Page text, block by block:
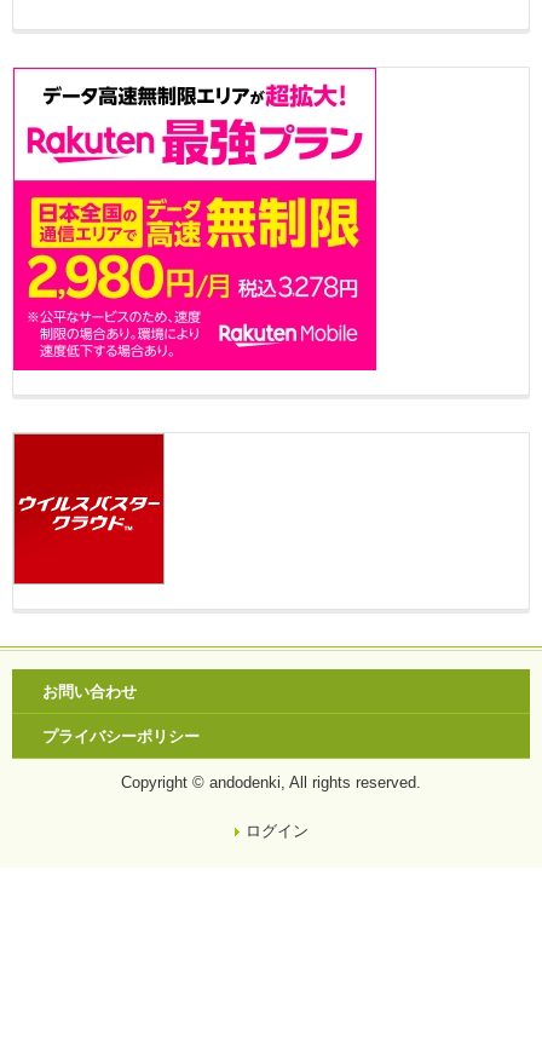
お問い合わせ
プライバシーポリシー
Copyright © andodenki, All rights reserved.
ログイン